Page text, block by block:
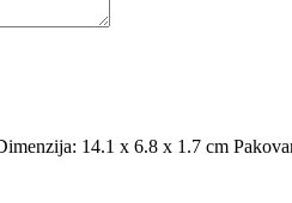
14.1 x 6.8 x 1.7 cm